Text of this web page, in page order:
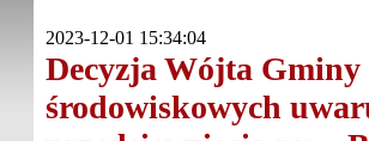
2023-12-01 15:34:04
Decyzja Wójta Gminy
środowiskowych